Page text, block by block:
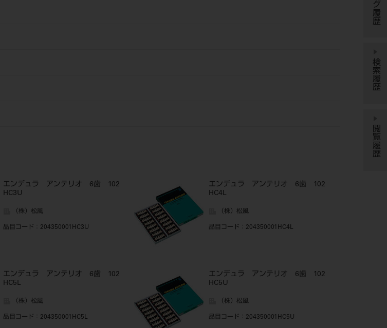
エンデュラ アンテリオ 6歯 102
HC3U
（株）松風
品目コード ：204350001HC3U
エンデュラ アンテリオ 6歯 102
HC4L
（株）松風
品目コード ：204350001HC4L
エンデュラ アンテリオ 6歯 102
HC5L
（株）松風
品目コード ：204350001HC5L
エンデュラ アンテリオ 6歯 102
HC5U
（株）松風
品目コード ：204350001HC5U
検索履歴
閲覧履歴